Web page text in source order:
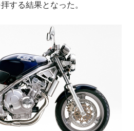
する結果となった。